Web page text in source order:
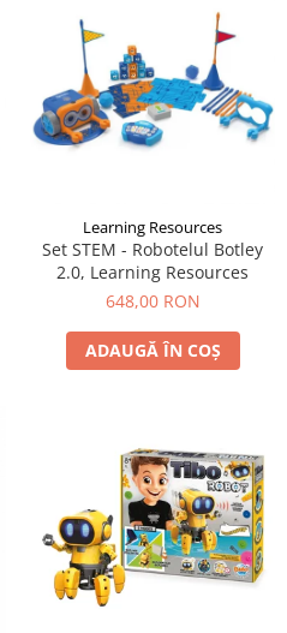
Learning Resources
Set STEM - Robotelul Botley
2.0, Learning Resources
648,00 RON
ADAUGĂ ÎN COȘ